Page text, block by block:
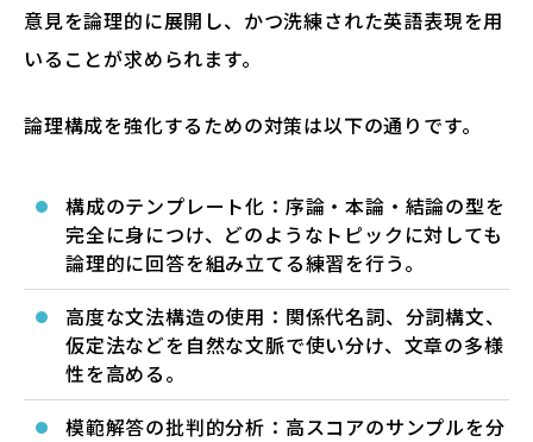
意見を論理的に展開し、かつ洗練された英語表現を用
いることが求められます。
論理構成を強化するための対策は以下の通りです。
構成のテンプレート化：序論・本論・結論の型を
完全に身につけ、どのようなトピックに対しても
論理的に回答を組み立てる練習を行う。
高度な文法構造の使用：関係代名詞、分詞構文、
仮定法などを自然な文脈で使い分け、文章の多様
性を高める。
模範解答の批判的分析：高スコアのサンプルを分